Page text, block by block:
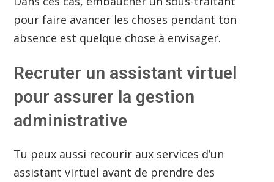
pour faire avancer les choses pendant ton
absence est quelque chose à envisager.
Recruter un assistant virtuel
pour assurer la gestion
administrative
Tu peux aussi recourir aux services d’un
assistant virtuel avant de prendre des